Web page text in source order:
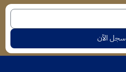
سجل الآن